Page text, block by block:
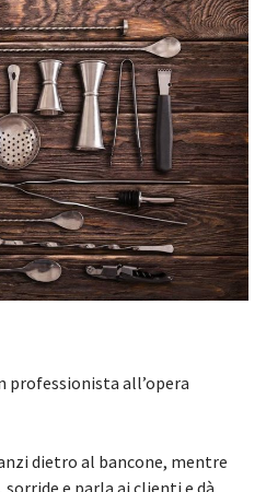
professionista all’opera
dietro al bancone, mentre